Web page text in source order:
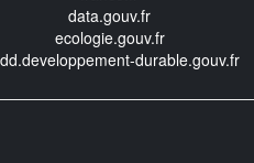
data.gouv.fr
ecologie.gouv.fr
durable.gouv.fr